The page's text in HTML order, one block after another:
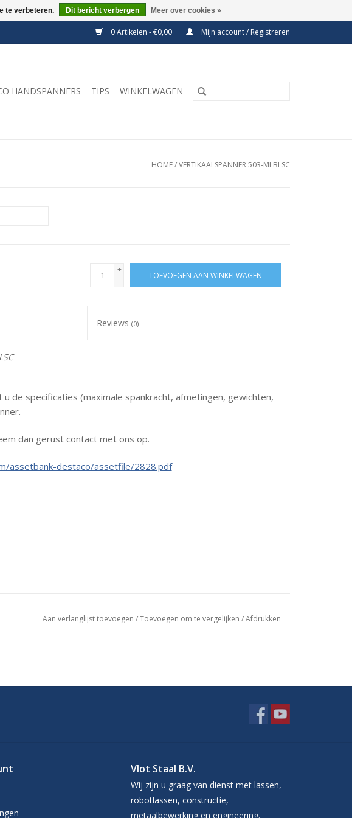
0 Artikelen - €0,00 Mijn account / Registreren
HANDSPANNERS TIPS WINKELWAGEN
HOME/VERTIKAALSPANNER 503-MLBLSC
+
-
TOEVOEGEN AAN WINKELWAGEN
Reviews(0)
u de specificaties (maximale spankracht, afmetingen, gewichten,
dan gerust contact met ons op.
assetbank-destaco/assetfile/2828.pdf
Aan verlanglijst toevoegen /Toevoegen om te vergelijken /Afdrukken
Vlot Staal B.V.
Wij zijn u graag van dienst met lassen,
robotlassen, constructie,
metaalbewerking en engineering.
te verbeteren. Dit bericht verbergen Meer over cookies »